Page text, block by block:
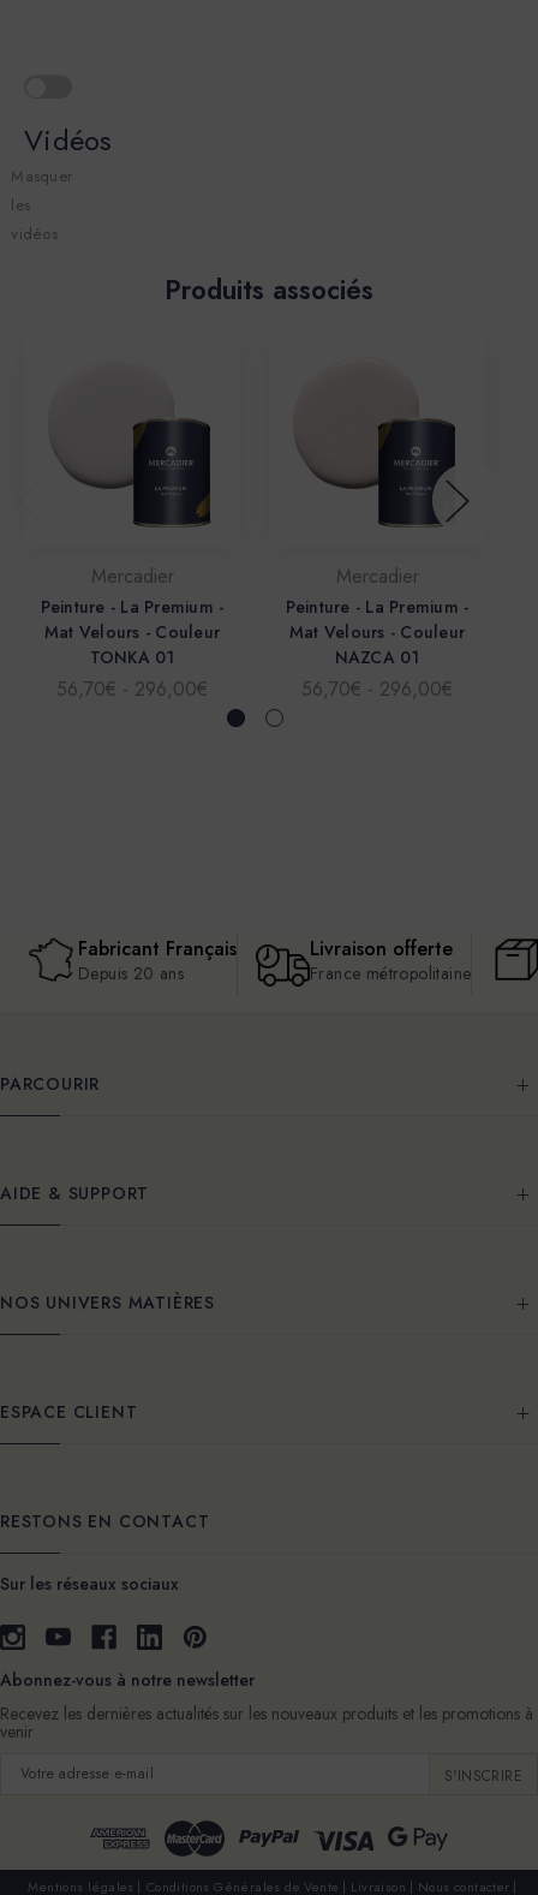
Vidéos
Masquer
les
vidéos
Produits associés
Mercadier
Peinture - La Premium -
Mat Velours - Couleur
TONKA 01
56,70€ - 296,00€
Mercadier
Peinture - La Premium -
Mat Velours - Couleur
NAZCA 01
56,70€ - 296,00€
Fabricant Français
Depuis 20 ans
Livraison offerte
France métropolitaine
PARCOURIR
AIDE & SUPPORT
NOS UNIVERS MATIÈRES
ESPACE CLIENT
RESTONS EN CONTACT
Sur les réseaux sociaux
Abonnez-vous à notre newsletter
Recevez les dernières actualités sur les nouveaux produits et les promotions à
venir
Adresse
Mentions légales Conditions Générales de Vente Livraison Nous contacter